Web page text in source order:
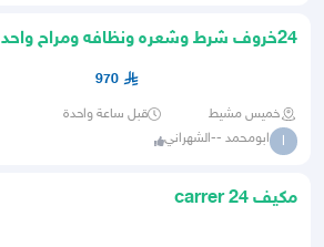
24خروف شرط وشعره ونظافه ومراح واحد
970
خميس مشيط قبل ساعة واحدة
ا ابومحمد --الشهراني
مكيف carrer 24